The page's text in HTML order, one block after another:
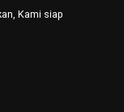
Kami siap